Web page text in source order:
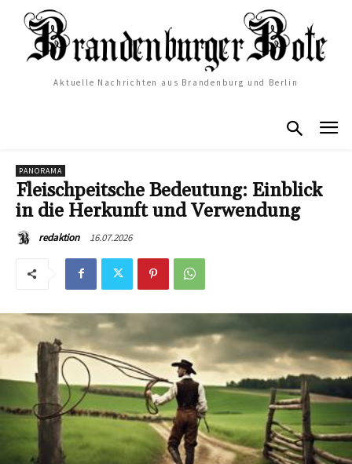
Aktuelle Nachrichten aus Brandenburg und Berlin
PANORAMA
Fleischpeitsche Bedeutung: Einblick
in die Herkunft und Verwendung
redaktion 16.07.2026